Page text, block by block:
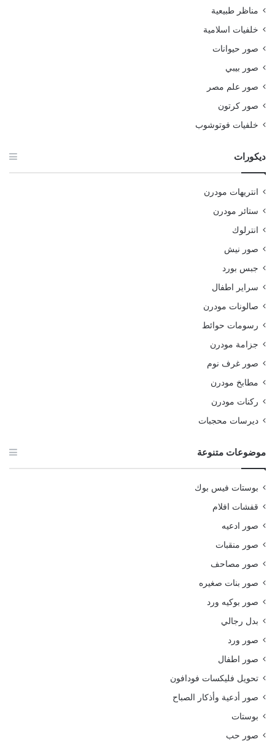
مناظر طبيعية
خلفيات اسلامية
صور حيوانات
صور بيبي
صور علم مصر
صور كرتون
خلفيات فوتوشوب
ديكورات
انتريهات مودرن
ستائر مودرن
انترلوك
صور نيش
جبس بورد
سراير اطفال
صالونات مودرن
رسومات حوائط
جزامة مودرن
صور غرف نوم
مطابخ مودرن
ركنات مودرن
ديرسات محجبات
موضوعات متنوعة
بوستات فيس بوك
قفشات افلام
صور ادعيه
صور منقبات
صور مصاحف
صور بنات صغيره
صور بوكيه ورد
بدل رجالي
صور ورد
صور اطفال
تحويل فليكسات فودافون
صور أدعية وأذكار الصباح
بوستات
صور حب